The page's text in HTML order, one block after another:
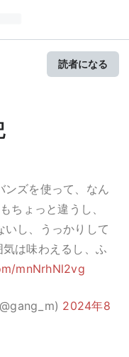
読者になる
ンズを使って、なん
ちょっと違うし、
いし、うっかりして
は味わえるし、ふ
mnNrhNl2vg
2024年8